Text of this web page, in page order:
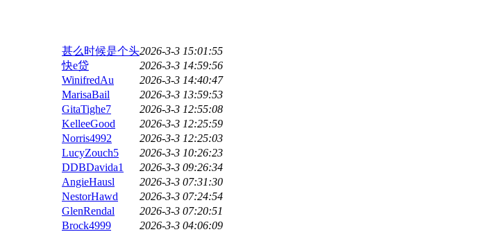
甚么时候是个头2026-3-3 15:01:55
快e贷
2026-3-3 14:59:56
WinifredAu
2026-3-3 14:40:47
MarisaBail
2026-3-3 13:59:53
GitaTighe7
2026-3-3 12:55:08
KelleeGood
2026-3-3 12:25:59
Norris4992
2026-3-3 12:25:03
LucyZouch5
2026-3-3 10:26:23
DDBDavida1
2026-3-3 09:26:34
AngieHausl
2026-3-3 07:31:30
NestorHawd
2026-3-3 07:24:54
GlenRendal
2026-3-3 07:20:51
Brock4999
2026-3-3 04:06:09